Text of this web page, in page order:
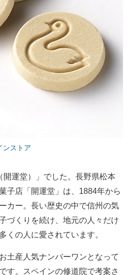
ンストア
運堂）」でした。長野県松本
子店「開運堂」は、1884年から
カー。長い歴史の中で信州の気
づくりを続け、地元の人々だけ
くの人に愛されています。
土産人気ナンバーワンとなって
す。スペインの修道院で考案さ